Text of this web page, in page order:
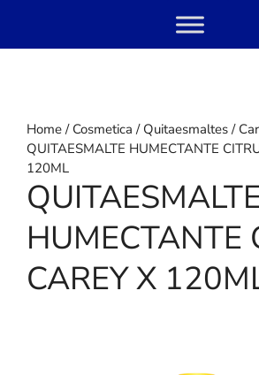
content
Home/ Cosmetica / Quitaesmaltes/
QUITAESMALTE HUMECTANTE
120ML
HUMECTANTE
CAREY X